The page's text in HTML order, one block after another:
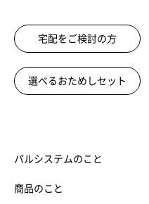
宅配をご検討の方
選べるおためしセット
パルシステムのこと
商品のこと